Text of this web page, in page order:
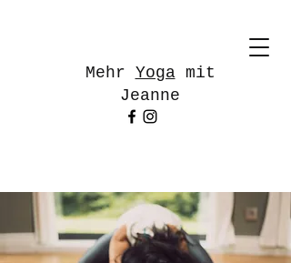
Mehr Yogamit
Jeanne